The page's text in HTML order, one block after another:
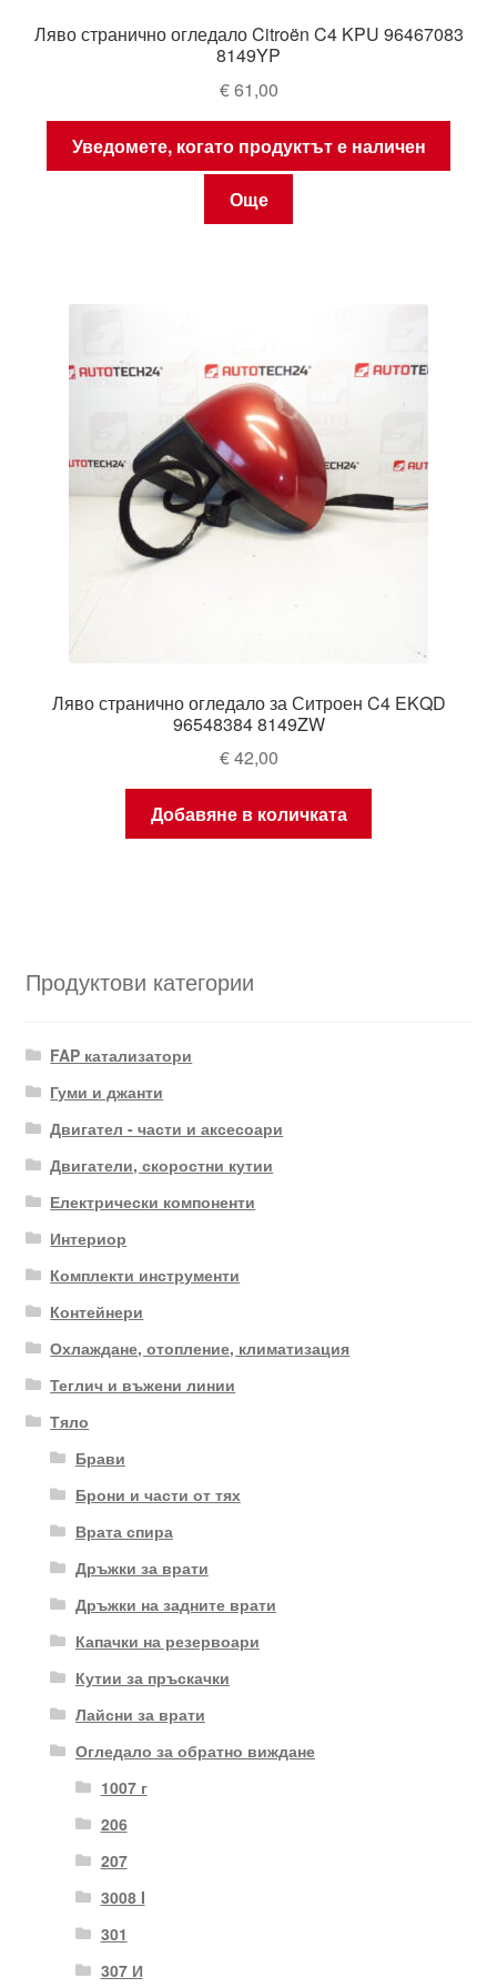
Ляво странично огледало Citroën C4 KPU 96467083
8149YP
€61,00
Уведомете, когато продуктът е наличен
Още
Ляво странично огледало за Ситроен C4 EKQD
96548384 8149ZW
€42,00
Добавяне в количката
Продуктови категории
FAP катализатори
Гуми и джанти
Двигател - части и аксесоари
Двигатели, скоростни кутии
Електрически компоненти
Интериор
Комплекти инструменти
Контейнери
Охлаждане, отопление, климатизация
Теглич и въжени линии
Тяло
Брави
Брони и части от тях
Врата спира
Дръжки за врати
Дръжки на задните врати
Капачки на резервоари
Кутии за пръскачки
Лайсни за врати
Огледало за обратно виждане
1007 г
206
207
3008 I
301
307 И